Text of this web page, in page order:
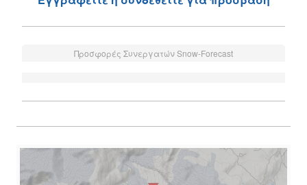
Προσφορές Συνεργατών Snow-Forecast